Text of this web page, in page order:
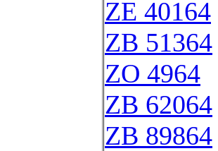
ZE 40164
ZB 51364
ZO 4964
ZB 62064
ZB 89864